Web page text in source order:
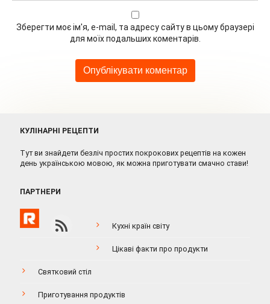
Зберегти моє ім'я, e-mail, та адресу сайту в цьому браузері
для моїх подальших коментарів.
КУЛІНАРНІ РЕЦЕПТИ
Тут ви знайдети безліч простих покрокових рецептів на кожен
день українською мовою, як можна приготувати смачно стави!
ПАРТНЕРИ
Кухні країн світу
Цікаві факти про продукти
Святковий стіл
Приготування продуктів